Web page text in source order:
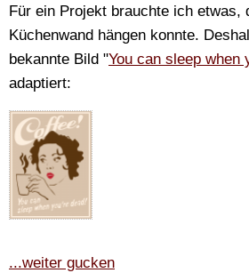
Für ein Projekt brauchte ich etwas,
Küchenwand hängen konnte.
bekannte Bild "You can sleep when
adaptiert:
...weiter gucken